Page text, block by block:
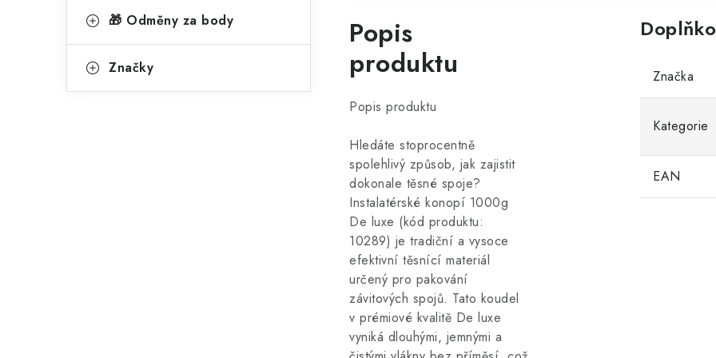
🎁 Odměny za body
Značky
Popis
produktu
Popis produktu
Hledáte stoprocentně
spolehlivý způsob, jak zajistit
dokonale těsné spoje?
Instalatérské konopí 1000g
De luxe (kód produktu:
10289) je tradiční a vysoce
efektivní těsnící materiál
určený pro pakování
závitových spojů. Tato koudel
v prémiové kvalitě De luxe
vyniká dlouhými, jemnými a
Značka
Kategorie
EAN